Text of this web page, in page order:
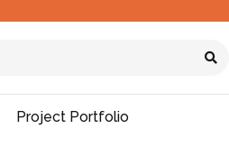
Project Portfolio